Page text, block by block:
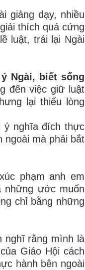
giảng dạy, nhiều
thích quá cứng
luật, trái lại Ngài
Ngài, biết sống
đến việc giữ luật
lại thiếu lòng
ý nghĩa đích thực
ngoài mà phải bắt
phạm anh em
những ước muốn
chỉ bằng những
nghĩ rằng mình là
Giáo Hội cách
hành bên ngoài